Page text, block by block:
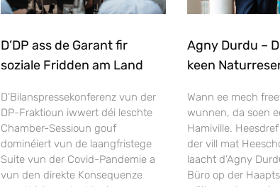
D’DP ass de Garant fir
soziale Fridden am Land
D’Bilanspressekonferenz vun der
DP-Fraktioun iwwert déi leschte
Chamber-Sessioun gouf
dominéiert vun de laangfristege
Suite vun der Covid-Pandemie a
vun den direkte Konsequenze
Agny Durdu –
keen
Wann ee mech
wunnen, da soen
Hamiville.
der vill mat
laacht d’Agny
Büro op der